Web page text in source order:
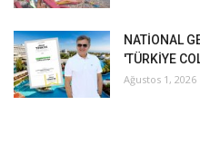
NATİONAL
'TÜRKİYE
Ağustos 1, 2026